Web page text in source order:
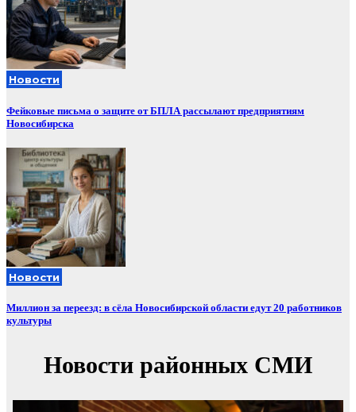
Новости
Фейковые письма о защите от БПЛА рассылают предприятиям
Новосибирска
Новости
Миллион за переезд: в сёла Новосибирской области едут 20 работников
культуры